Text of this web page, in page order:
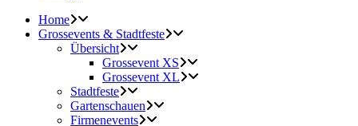
Home
Grossevents & Stadtfeste
Übersicht
Grossevent XS
Grossevent XL
Stadtfeste
Gartenschauen
Firmenevents